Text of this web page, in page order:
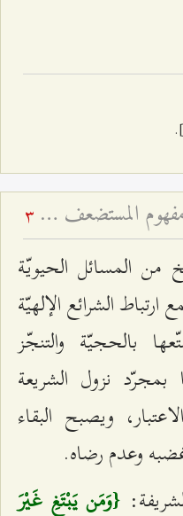
هل غير الشيعة إلى النار؟ - مفهوم المستضعف في القرآن الكريم 3
المسائل الحيويّة
ارتباط الشرائع الإلهيّة
بالحجيّة والتنجّز
بمجرّد نزول الشريعة
ويصبح البقاء
وعدم رضاه.
{وَمَن يَبْتَغِ غَيْرَ